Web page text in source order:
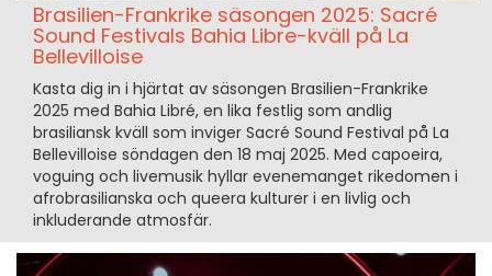
Brasilien-Frankrike säsongen 2025: Sacré
Sound Festivals Bahia Libre-kväll på La
Bellevilloise
Kasta dig in i hjärtat av säsongen Brasilien-Frankrike
2025 med Bahia Libré, en lika festlig som andlig
brasiliansk kväll som inviger Sacré Sound Festival på La
Bellevilloise söndagen den 18 maj 2025. Med capoeira,
voguing och livemusik hyllar evenemanget rikedomen i
afrobrasilianska och queera kulturer i en livlig och
inkluderande atmosfär.